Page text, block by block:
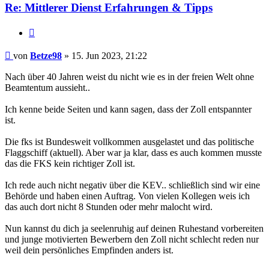
Re: Mittlerer Dienst Erfahrungen & Tipps
Beitrag
von Betze98 » 15. Jun 2023, 21:22
Nach über 40 Jahren weist du nicht wie es in der freien Welt ohne
Beamtentum aussieht..
Ich kenne beide Seiten und kann sagen, dass der Zoll entspannter
ist.
Die fks ist Bundesweit vollkommen ausgelastet und das politische
Flaggschiff (aktuell). Aber war ja klar, dass es auch kommen musste
das die FKS kein richtiger Zoll ist.
Ich rede auch nicht negativ über die KEV.. schließlich sind wir eine
Behörde und haben einen Auftrag. Von vielen Kollegen weis ich
das auch dort nicht 8 Stunden oder mehr malocht wird.
Nun kannst du dich ja seelenruhig auf deinen Ruhestand vorbereiten
und junge motivierten Bewerbern den Zoll nicht schlecht reden nur
weil dein persönliches Empfinden anders ist.